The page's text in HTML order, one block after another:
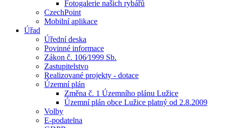
Fotogalerie našich rybářů
CzechPoint
Mobilní aplikace
Úřad
Úřední deska
Povinné informace
Zákon č. 106⁄1999 Sb.
Zastupitelstvo
Realizované projekty - dotace
Územní plán
Změna č. 1 Územního plánu Lužice
Územní plán obce Lužice platný od 2.8.2009
Volby
E-podatelna